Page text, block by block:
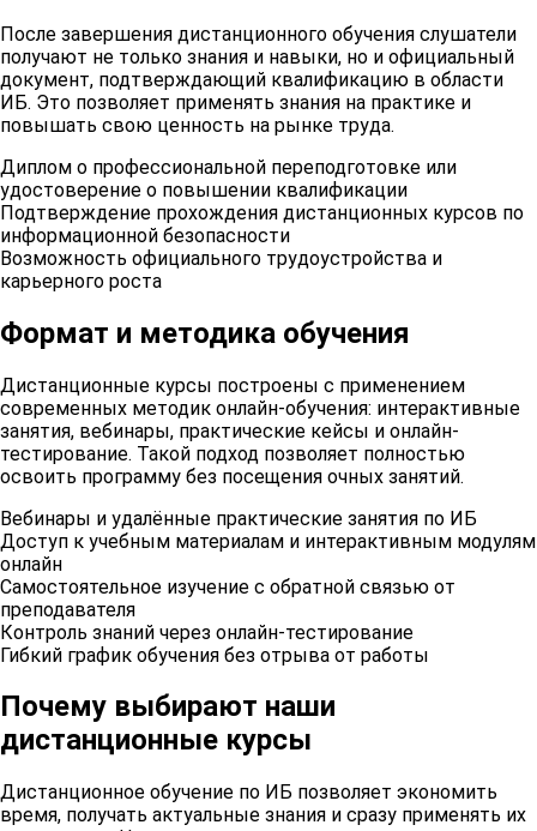
После завершения дистанционного обучения слушатели
получают не только знания и навыки, но и официальный
документ, подтверждающий квалификацию в области
ИБ. Это позволяет применять знания на практике и
повышать свою ценность на рынке труда.
Диплом о профессиональной переподготовке или
удостоверение о повышении квалификации
Подтверждение прохождения дистанционных курсов по
информационной безопасности
Возможность официального трудоустройства и
карьерного роста
Формат и методика обучения
Дистанционные курсы построены с применением
современных методик онлайн-обучения: интерактивные
занятия, вебинары, практические кейсы и онлайн-
тестирование. Такой подход позволяет полностью
освоить программу без посещения очных занятий.
Вебинары и удалённые практические занятия по ИБ
Доступ к учебным материалам и интерактивным модулям
онлайн
Самостоятельное изучение с обратной связью от
преподавателя
Контроль знаний через онлайн-тестирование
Гибкий график обучения без отрыва от работы
Почему выбирают наши
дистанционные курсы
Дистанционное обучение по ИБ позволяет экономить
время, получать актуальные знания и сразу применять их